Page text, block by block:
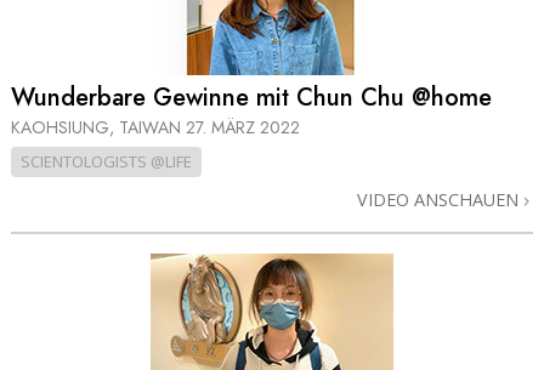
Wunderbare Gewinne mit Chun Chu @home
KAOHSIUNG, TAIWAN 27. MÄRZ 2022
SCIENTOLOGISTS @LIFE
VIDEO ANSCHAUEN